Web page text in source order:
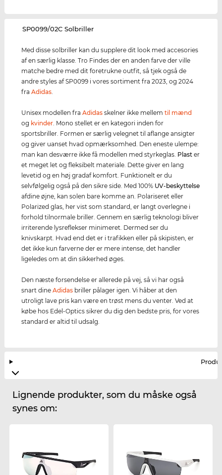
‌SP0099/02C Solbriller
Med disse solbriller kan du supplere dit look med accesories
af en særlig klasse. Tro Findes der en anden farve der ville
matche bedre med dit foretrukne outfit, så tjek også de
andre styles af SP0099 i vores sortiment fra 2023, og 2024
fraAdidas
Unisex modellen fraAdidas skelner ikke mellemtil mænd
og kvinder . Mono stellet er en kategori inden for
sportsbriller. Formen er særlig velegnet til aflange ansigter
og giver uanset hvad opmærksomhed. Den eneste ulempe:
man kan desværre ikke få modellen med styrkeglas. Plast er
et meget let og fleksibelt materiale. Dette giver en lang
levetid og en høj gradaf komfort. Funktionelt er du
selvfølgelig også på den sikre side. Med 100% UV-beskyttelse
afdine øjne, kan solen bare komme an. Polariseret eller
Polarized glas, her vist som standard, er langt overlegne i
forhold tilnormale briller. Gennem en særlig teknologi bliver
irriterende lysreflekser minimeret. Dermed ser du
knivskarpt. Hvad end det er i trafikken eller på skipisten, er
det ikke kun farverne der er mere intense, det handler
ligeledes om at din sikkerhed øges.
Den næste forsendelse er allerede på vej, så vi har også
snart dineAdidas briller pålager igen. Vi håber at den
utroligt lave pris kan være en trøst mens du venter. Ved at
købe hos Edel-Optics sikrer du dig den bedste pris, for vores
standard er altid til udsalg.
Lignende produkter, som du måske også
synes om: